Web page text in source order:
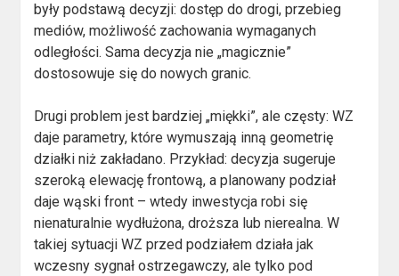
były podstawą decyzji: dostęp do drogi, przebieg
mediów, możliwość zachowania wymaganych
odległości. Sama decyzja nie „magicznie”
dostosowuje się do nowych granic.
Drugi problem jest bardziej „miękki”, ale częsty: WZ
daje parametry, które wymuszają inną geometrię
działki niż zakładano. Przykład: decyzja sugeruje
szeroką elewację frontową, a planowany podział
daje wąski front – wtedy inwestycja robi się
nienaturalnie wydłużona, droższa lub nierealna. W
takiej sytuacji WZ przed podziałem działa jak
wczesny sygnał ostrzegawczy, ale tylko pod